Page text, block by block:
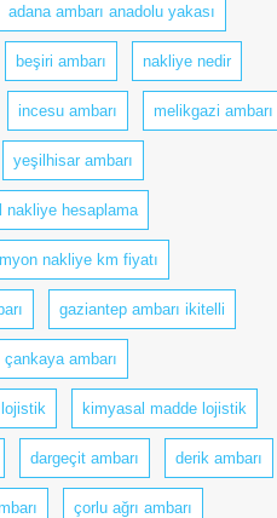
adana ambarı anadolu yakası
beşiri ambarı nakliye nedir
incesu ambarı melikgazi ambarı
yeşilhisar ambarı
nakliye hesaplama
nakliye km fiyatı
gaziantep ambarı ikitelli
çankaya ambarı
kimyasal madde lojistik
dargeçit ambarı derik ambarı
çorlu ağrı ambarı